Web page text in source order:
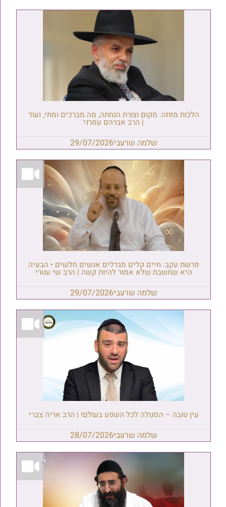
הלכות מזוזה: מקום וצורת הנחתה, מה מברכים ומתי, ועוד
| הרב אברהם עמרני
שלמה שרעבי29/07/2026
פרשת עקב: חיים קלים מגדלים אנשים חלשים • הבעיה
היא שחשבת שלא אמור להיות קשה | הרב שי עטרי
שלמה שרעבי29/07/2026
עין טובה – הסגולה לכל השפע בעולם! | הרב אריה צברי
שלמה שרעבי28/07/2026